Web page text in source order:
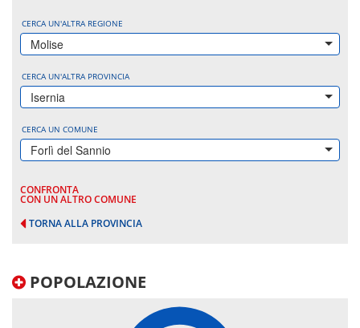
CERCA UN'ALTRA REGIONE
Molise
CERCA UN'ALTRA PROVINCIA
Isernia
CERCA UN COMUNE
Forlì del Sannio
CONFRONTA
CON UN ALTRO COMUNE
TORNA ALLA PROVINCIA
POPOLAZIONE